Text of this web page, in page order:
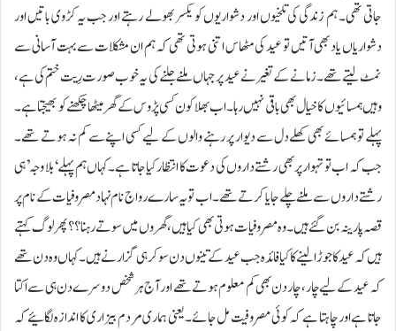
جاتی تھی۔ ہم زندگی کی تلخیوں اور دشواریوں کو یکسر بھولے رہتے اور جب یہ کڑوی باتیں اور
دشواریاں یاد بھی آتیں تو عید کی مٹھاس اتنی ہوتی تھی کہ ہم ان مشکلات سے بہت آسانی سے
نمٹ لیتے تھے۔زمانے کے تغیر نے عید پر جہاں ملنے جلنے کی یہ خوب صورت رِیت ختم کی ہے،
وہیں ہمسائیوں کا خیال بھی باقی نہیں رہا۔ اب بھلا کون کسی پڑوس کے گھر میٹھا چکھنے کو بھیجتا ہے۔
پہلے تو ہمسائے بھی کھلے دل سے دیوار پر رہنے والوں کے لیے کسی اپنے سے کم نہ ہوتے تھے۔
جب کہ اب تو تہوار پر بھی رشتے داروں کی دعوت کا انتظار کیا جاتا ہے۔ کہاں ہم پہلے ‘بلا وجہ’ ہی
رشتے داروں سے ملنے چلے جایا کرتے تھے۔ اب تو یہ سارے رواج نام نہاد مصروفیات کے نام پر
قصہ پارینہ بن گئے ہیں۔ وہ مصروفیات ہوتی بھی کیا ہیں، گھروں میں سوتے رہنا؟؟ پھر لوگ کہتے
ہیں کہ عید کا جوڑا لینے کا کیا فائدہ جب عید کے تینوں دن سو کر ہی گزارنے ہیں۔کہاں وہ دن تھے
کہ عید کے لیے چار، چار دن بھی کم معلوم ہوتے تھے اور آج ہر شخص دوسرے دن ہی سے اکتا
جاتا ہے اور چاہتا ہے کہ کوئی مصروفیت مل جائے۔ یعنی ہماری مردم بیزاری کا اندازہ لگائیے کہ